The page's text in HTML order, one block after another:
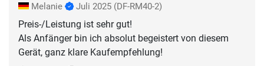
Melanie Juli 2025 (DF-RM40-2)
Preis-/Leistung ist sehr gut!
Als Anfänger bin ich absolut begeistert von diesem
Gerät, ganz klare Kaufempfehlung!